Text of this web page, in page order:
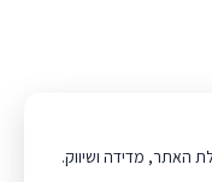
האתר, מדידה ושיווק.